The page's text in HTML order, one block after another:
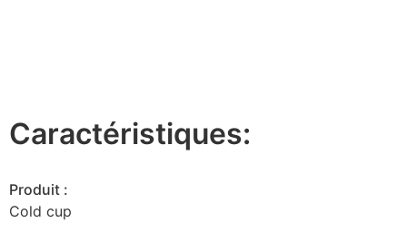
Caractéristiques:
Produit :
Cold cup